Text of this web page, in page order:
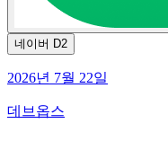
네이버 D2
2026년 7월 22일
데브옵스